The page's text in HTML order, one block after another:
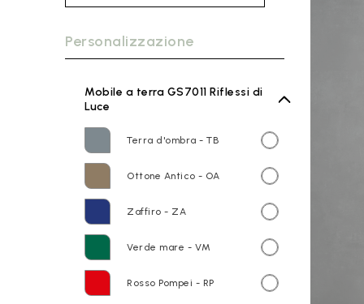
Personalizzazione
Mobile a terra GS7011 Riflessi di
Luce
Terra d'ombra - TB
Ottone Antico - OA
Zaffiro - ZA
Verde mare - VM
Rosso Pompei - RP